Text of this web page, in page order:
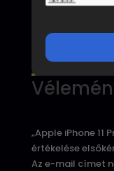
„Apple iPhone 11
értékelése
Az e-mail címet